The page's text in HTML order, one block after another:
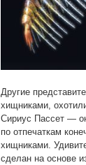
Другие
хищниками,
Сириус Пассет —
по отпечаткам
хищниками.
сделан на основе